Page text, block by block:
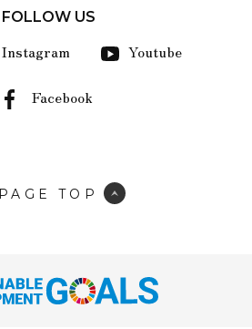
FOLLOW US
Instagram Youtube
Facebook
PAGE TOP